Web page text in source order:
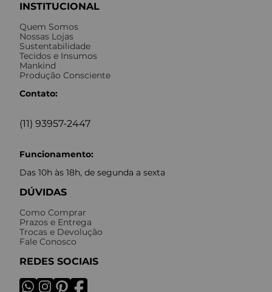
INSTITUCIONAL
Quem Somos
Nossas Lojas
Sustentabilidade
Tecidos e Insumos
Mankind
Produção Consciente
Contato:
(11) 93957-2447
Funcionamento:
Das 10h às 18h, de segunda a sexta
DÚVIDAS
Como Comprar
Prazos e Entrega
Trocas e Devolução
Fale Conosco
REDES SOCIAIS